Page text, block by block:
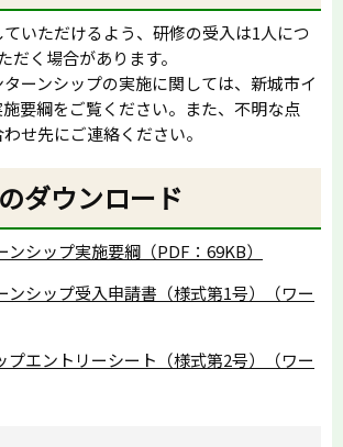
いただけるよう、研修の受入は1人につ
だく場合があります。
ターンシップの実施に関しては、新城市イ
要綱をご覧ください。また、不明な点
せ先にご連絡ください。
ダウンロード
シップ実施要綱（PDF：69KB）
ンシップ受入申請書（様式第1号）（ワー
プエントリーシート（様式第2号）（ワー